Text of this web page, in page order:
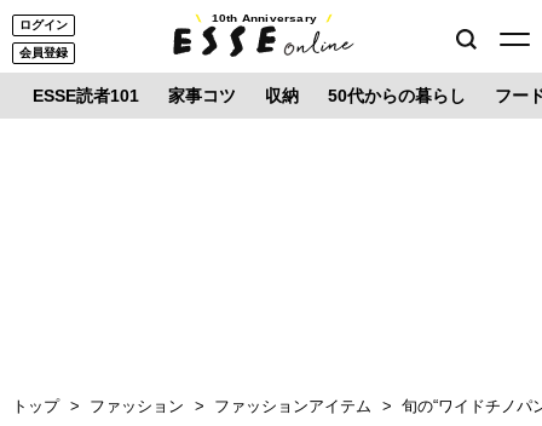
ログイン
会員登録
10th Anniversary
ESSE読者101 家事コツ 収納 50代からの暮らし フー
トップ ファッション ファッションアイテム 旬の“ワイドチノパ